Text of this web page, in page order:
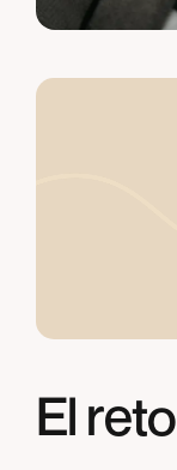
El reto